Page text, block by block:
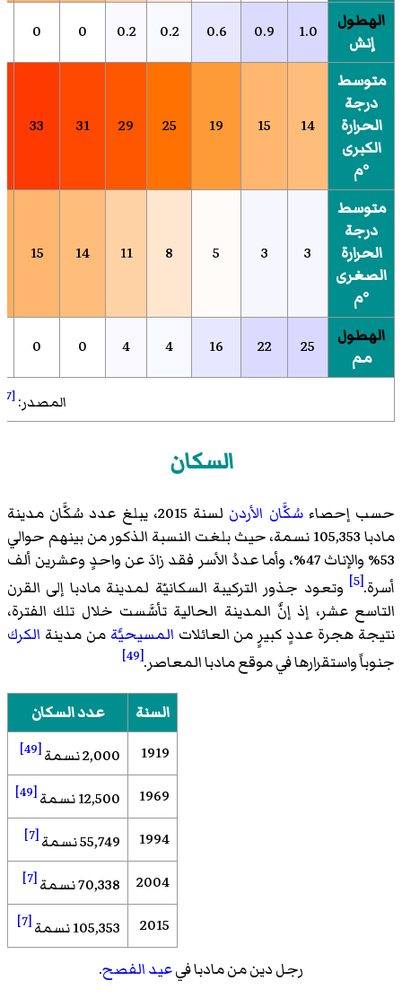
الهطول
إنش
1.0
0.9
0.6
0.2
0.2
0
0
متوسط
درجة
الحرارة
الكبرى
°م
14
15
19
25
29
31
33
متوسط
درجة
الحرارة
الصغرى
°م
3
3
5
8
11
14
15
الهطول
مم
25
22
16
4
4
0
0
المصدر:[47]
السكان
حسب إحصاءسُكَّان الأردن
لسنة 2015، يبلغ عدد سُكَّان مدينة
مادبا 105,353 نسمة، حيث بلغت النسبة الذكور من بينهم حوالي
53% والإناث 47%، وأما عددُ الأسر فقد زادَ عن واحدٍ وعشرين ألف
أسرة.[5]
وتعود جذور التركيبة السكانيّة لمدينة مادبا إلى القرن
التاسع عشر، إذ إنَّ المدينة الحالية تأسَّست خلال تلك الفترة،
نتيجة هجرة عددٍ كبيرٍ من العائلات المسيحيَّة من مدينة الكرك
جنوباً واستقرارها في موقع مادبا المعاصر.[49]
السنة
عدد السكان
1919
2,000 نسمة [49]
1969 12,500 نسمة [49]
1994 55,749 نسمة [7]
2004 70,338 نسمة [7]
2015 105,353 نسمة [7]
رجل دين من مادبا فيعيد الفصح.